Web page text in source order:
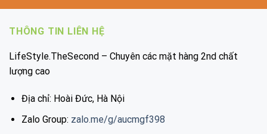
THÔNG TIN LIÊN HỆ
LifeStyle.TheSecond – Chuyên các mặt hàng 2nd chất
lượng cao
Địa chỉ: Hoài Đức, Hà Nội
Zalo Group: zalo.me/g/aucmgf398